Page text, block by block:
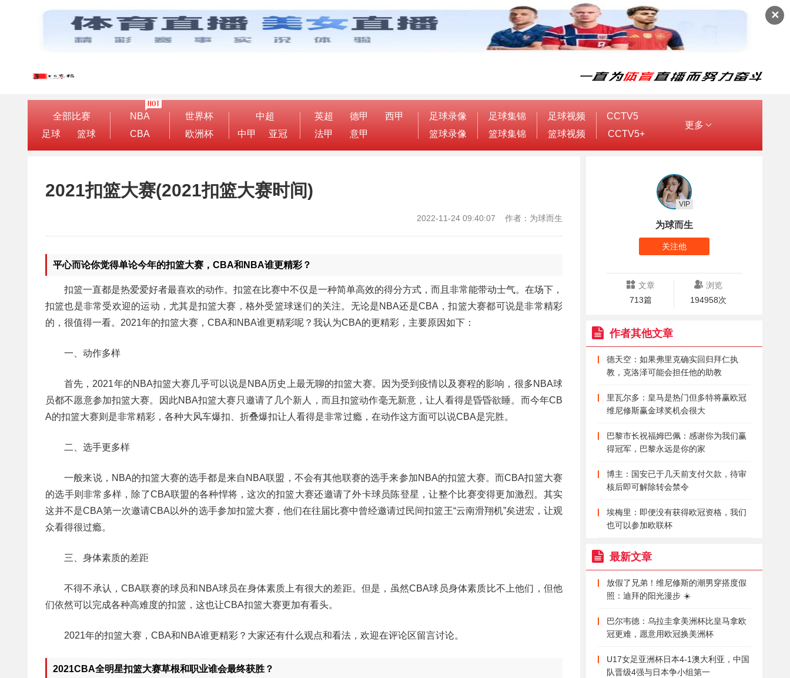
✕
全部比赛
足球
篮球
NBA
CBA
世界杯
欧洲杯
中超
中甲
亚冠
英超 德甲
西甲
法甲
意甲
足球录像
篮球录像
足球集锦
篮球集锦
足球视频
篮球视频
CCTV5
CCTV5+
更多
2021扣篮大赛(2021扣篮大赛时间)
2022-11-24 09:40:07 作者：为球而生
平心而论你觉得单论今年的扣篮大赛，CBA和NBA谁更精彩？
扣篮一直都是热爱爱好者最喜欢的动作。扣篮在比赛中不仅是一种简单高效的得分方式，而且非常能带动士气。在场下，
扣篮也是非常受欢迎的运动，尤其是扣篮大赛，格外受篮球迷们的关注。无论是NBA还是CBA，扣篮大赛都可说是非常精彩
的，很值得一看。2021年的扣篮大赛，CBA和NBA谁更精彩呢？我认为CBA的更精彩，主要原因如下：
一、动作多样
首先，2021年的NBA扣篮大赛几乎可以说是NBA历史上最无聊的扣篮大赛。因为受到疫情以及赛程的影响，很多NBA球
员都不愿意参加扣篮大赛。因此NBA扣篮大赛只邀请了几个新人，而且扣篮动作毫无新意，让人看得是昏昏欲睡。而今年CB
A的扣篮大赛则是非常精彩，各种大风车爆扣、折叠爆扣让人看得是非常过瘾，在动作这方面可以说CBA是完胜。
二、选手更多样
一般来说，NBA的扣篮大赛的选手都是来自NBA联盟，不会有其他联赛的选手来参加NBA的扣篮大赛。而CBA扣篮大赛
的选手则非常多样，除了CBA联盟的各种悍将，这次的扣篮大赛还邀请了外卡球员陈登星，让整个比赛变得更加激烈。其实
这并不是CBA第一次邀请CBA以外的选手参加扣篮大赛，他们在往届比赛中曾经邀请过民间扣篮王“云南滑翔机”矣进宏，让观
众看得很过瘾。
三、身体素质的差距
不得不承认，CBA联赛的球员和NBA球员在身体素质上有很大的差距。但是，虽然CBA球员身体素质比不上他们，但他
们依然可以完成各种高难度的扣篮，这也让CBA扣篮大赛更加有看头。
2021年的扣篮大赛，CBA和NBA谁更精彩？大家还有什么观点和看法，欢迎在评论区留言讨论。
2021CBA全明星扣篮大赛草根和职业谁会最终获胜？
为球而生
VIP
关注他
文章
713篇
浏览
194958次
作者其他文章
德天空：如果弗里克确实回归拜仁执
教，克洛泽可能会担任他的助教
里瓦尔多：皇马是热门但多特将赢欧冠
维尼修斯赢金球奖机会很大
巴黎市长祝福姆巴佩：感谢你为我们赢
得冠军，巴黎永远是你的家
博主：国安已于几天前支付欠款，待审
核后即可解除转会禁令
埃梅里：即便没有获得欧冠资格，我们
也可以参加欧联杯
最新文章
放假了兄弟！维尼修斯的潮男穿搭度假
照：迪拜的阳光漫步 ☀️
巴尔韦德：乌拉圭拿美洲杯比皇马拿欧
冠更难，愿意用欧冠换美洲杯
U17女足亚洲杯日本4-1澳大利亚，中国
队晋级4强与日本争小组第一